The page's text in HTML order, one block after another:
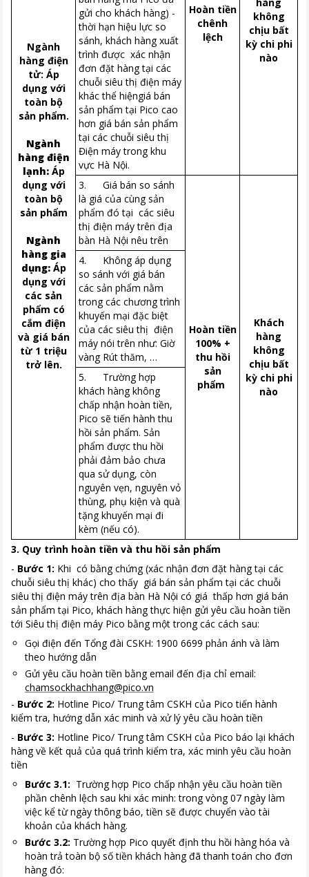
Ngành
hàng điện
tử: Áp
dụng với
toàn bộ
sản phẩm.
Ngành
hàng điện
lạnh:Áp
dụng với
toàn bộ
sản phẩm
Ngành
hàng gia
dụng:Áp
dụng với
các sản
phẩm có
cắm điện
và giá bán
từ 1 triệu
trở lên.
Hoàn tiền
chênh
lệch
không
chịu bất
kỳ chi phi
nào
gửi cho khách hàng) -
thời hạn hiệu lực so
sánh, khách hàng xuất
trình được xác nhận
đơn đặt hàng tại các
chuỗi siêu thị điện máy
khác thể hiệngiá bán
sản phẩm tại Pico cao
hơn giá bán sản phẩm
tại các chuỗi siêu thị
Điện máy trong khu
vực Hà Nội.
3. Giá bán so sánh
là giá của cùng sản
phẩm đó tại các siêu
thị điện máy trên địa
bàn Hà Nội nêu trên
Hoàn tiền
100% +
thu hồi
sản
phẩm
Khách
hàng
không
chịu bất
kỳ chi phi
nào
4. Không áp dụng
so sánh với giá bán
các sản phẩm nằm
trong các chương trình
khuyến mại đặc biệt
của các siêu thị điện
máy nói trên như: Giờ
vàng Rút thăm, …
5. Trường hợp
khách hàng không
chấp nhận hoàn tiền,
Pico sẽ tiến hành thu
hồi sản phẩm. Sản
phẩm được thu hồi
phải đảm bảo chưa
qua sử dụng, còn
nguyên vẹn, nguyên vỏ
thùng, phụ kiện và quà
tặng khuyến mại đi
kèm (nếu có).
3. Quy trình hoàn tiền và thu hồi sản phẩm
- Bước 1: Khi có bằng chứng (xác nhận đơn đặt hàng tại các
chuỗi siêu thị khác) cho thấy giá bán sản phẩm tại các chuỗi
siêu thị điện máy trên địa bàn Hà Nội có giá thấp hơn giá bán
sản phẩm tại Pico, khách hàng thực hiện gửi yêu cầu hoàn tiền
tới Siêu thị điện máy Pico bằng một trong các cách sau:
Gọi điện đến Tổng đài CSKH: 1900 6699 phản ánh và làm
theo hướng dẫn
Gửi yêu cầu hoàn tiền bằng email đến địa chỉ email:
chamsockhachhang@pico.vn
- Bước 2: Hotline Pico/ Trung tâm CSKH của Pico tiến hành
kiểm tra, hướng dẫn xác minh và xử lý yêu cầu hoàn tiền
- Bước 3: Hotline Pico/ Trung tâm CSKH của Pico báo lại khách
hàng về kết quả của quá trình kiểm tra, xác minh yêu cầu hoàn
tiền
Bước 3.1: Trường hợp Pico chấp nhận yêu cầu hoàn tiền
phần chênh lệch sau khi xác minh: trong vòng 07 ngày làm
việc kể từ ngày thông báo, tiền sẽ được chuyển vào tài
khoản của khách hàng.
Bước 3.2: Trường hợp Pico quyết định thu hồi hàng hóa và
hoàn trả toàn bộ số tiền khách hàng đã thanh toán cho đơn
hàng đó: